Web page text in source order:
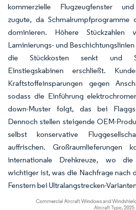
kommerzielle Flugzeugfenster
zugute, da Schmalrumpfprogramme
dominieren. Höhere Stückzahlen
Laminierungs- und
die Stückkosten senkt und
Einstiegskabinen erschließt.
Kraftstoffeinsparungen gegen
sodass die Einführung
down-Muster folgt, das bei
Dennoch stellen steigende OEM-
selbst konservative
auffrischen. Großraumlieferungen
internationale Drehkreuze, wo die
wichtiger ist, was die Nachfrage nach
Fenstern bei Ultralangstrecken-